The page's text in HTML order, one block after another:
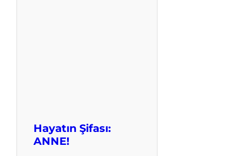
Hayatın Şifası:
ANNE!